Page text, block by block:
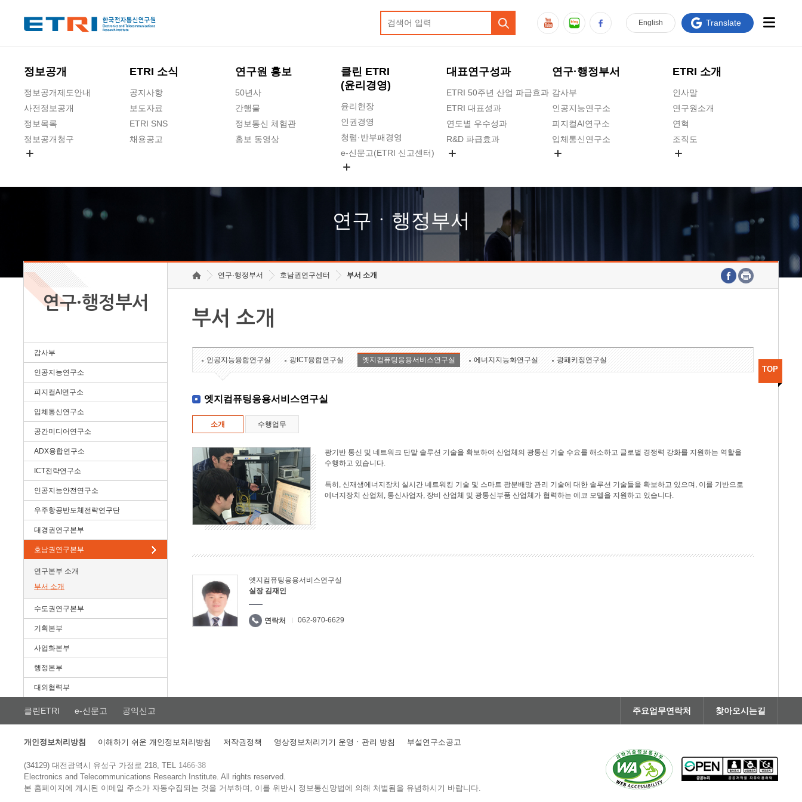
정보공개
정보공개제도안내
사전정보공개
정보목록
정보공개청구
ETRI 소식
공지사항
보도자료
ETRI SNS
채용공고
연구원 홍보
50년사
간행물
정보통신 체험관
홍보 동영상
클린 ETRI
(윤리경영)
윤리헌장
인권경영
청렴·반부패경영
e-신문고(ETRI 신고센터)
고객의소리
수의계약 현황
대표연구성과
ETRI 50주년 산업 파급효과
ETRI 대표성과
연도별 우수성과
R&D 파급효과
연구·행정부서
감사부
인공지능연구소
피지컬AI연구소
입체통신연구소
호남권연구본부
기획본부
ETRI 소개
인사말
연구원소개
연혁
조직도
연구원 고객헌장
주요업무연락처
English Translate
연구ㆍ행정부서
연구·행정부서
감사부
인공지능연구소
피지컬AI연구소
입체통신연구소
공간미디어연구소
ADX융합연구소
ICT전략연구소
인공지능안전연구소
우주항공반도체전략연구단
대경권연구본부
호남권연구본부
연구본부 소개
부서 소개
수도권연구본부
기획본부
사업화본부
행정본부
대외협력부
연구·행정부서 호남권연구센터 부서 소개
부서 소개
인공지능융합연구실 광ICT융합연구실 엣지컴퓨팅응용서비스연구실 에너지지능화연구실 광패키징연구실
엣지컴퓨팅응용서비스연구실
소개 수행업무
광기반 통신 및 네트워크 단말 솔루션 기술을 확보하여 산업체의 광통신 기술 수요를 해소하고 글로벌 경쟁력 강화를 지원하는 역할을
수행하고 있습니다.
특히, 신재생에너지장치 실시간 네트워킹 기술 및 스마트 광분배망 관리 기술에 대한 솔루션 기술들을 확보하고 있으며, 이를 기반으로
에너지장치 산업체, 통신사업자, 장비 산업체 및 광통신부품 산업체가 협력하는 에코 모델을 지원하고 있습니다.
엣지컴퓨팅응용서비스연구실
실장 김재인
연락처 062-970-6629
TOP
클린ETRI e-신문고 공익신고 주요업무연락처 찾아오시는길
개인정보처리방침 이해하기 쉬운 개인정보처리방침 저작권정책 영상정보처리기기 운영ㆍ관리 방침 부설연구소공고
(34129) 대전광역시 유성구 가정로 218, TEL 1466-38
Electronics and Telecommunications Research Institute.All rights reserved.
본 홈페이지에 게시된 이메일 주소가 자동수집되는 것을 거부하며, 이를 위반시 정보통신망법에 의해 처벌됨을 유념하시기 바랍니다.